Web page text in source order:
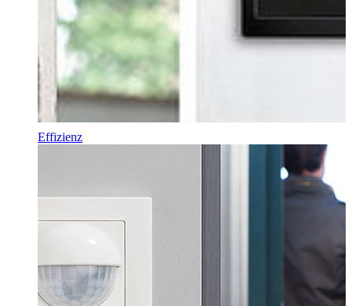
Effizienz